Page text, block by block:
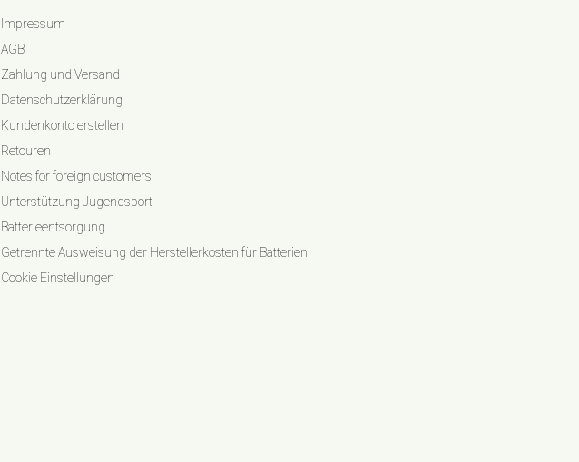
Impressum
AGB
Zahlung und Versand
Datenschutzerklärung
Kundenkonto erstellen
Retouren
Notes for foreign customers
Unterstützung Jugendsport
Batterieentsorgung
Getrennte Ausweisung der Herstellerkosten für Batterien
Cookie Einstellungen